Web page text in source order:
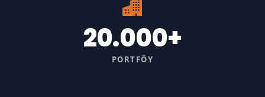
20.000+
PORTFÖY